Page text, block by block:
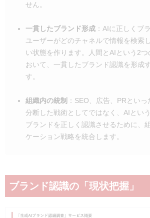
せん。
一貫したブランド形成： AIに正しくブ
ユーザーがどのチャネルで情報を検索
い状態を作ります。
人間とAIという2
おいて、一貫したブランド認識を形成
す。
組織内の統制 ： SEO、広告、PRとい
分断した戦術としてではなく、 AIとい
ブランドを正しく認識させるために、
ケーション戦略を統合します。
ブランド認識の「現状把握」